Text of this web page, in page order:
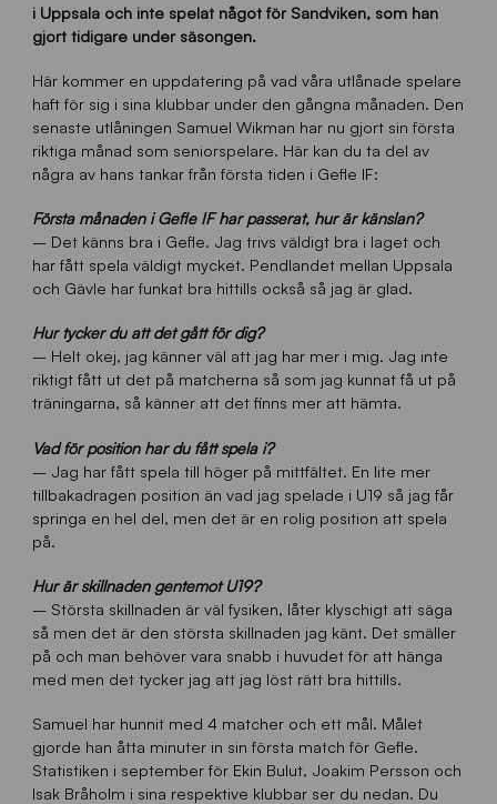
i Uppsala och inte spelat något för Sandviken, som han
gjort tidigare under säsongen.
Här kommer en uppdatering på vad våra utlånade spelare
haft för sig i sina klubbar under den gångna månaden. Den
senaste utlåningen Samuel Wikman har nu gjort sin första
riktiga månad som seniorspelare. Här kan du ta del av
några av hans tankar från första tiden i Gefle IF:
Första månaden i Gefle IF har passerat, hur är känslan?
– Det känns bra i Gefle. Jag trivs väldigt bra i laget och
har fått spela väldigt mycket. Pendlandet mellan Uppsala
och Gävle har funkat bra hittills också så jag är glad.
Hur tycker du att det gått för dig?
– Helt okej, jag känner väl att jag har mer i mig. Jag inte
riktigt fått ut det på matcherna så som jag kunnat få ut på
träningarna, så känner att det finns mer att hämta.
Vad för position har du fått spela i?
– Jag har fått spela till höger på mittfältet. En lite mer
tillbakadragen position än vad jag spelade i U19 så jag får
springa en hel del, men det är en rolig position att spela
på.
Hur är skillnaden gentemot U19?
– Största skillnaden är väl fysiken, låter klyschigt att säga
så men det är den största skillnaden jag känt. Det smäller
på och man behöver vara snabb i huvudet för att hänga
med men det tycker jag att jag löst rätt bra hittills.
Samuel har hunnit med 4 matcher och ett mål. Målet
gjorde han åtta minuter in sin första match för Gefle.
Statistiken i september för Ekin Bulut, Joakim Persson och
Isak Bråholm i sina respektive klubbar ser du nedan. Du